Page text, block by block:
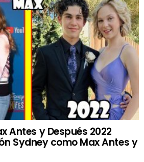
Antes y Después 2022
Sydney como Max Antes y